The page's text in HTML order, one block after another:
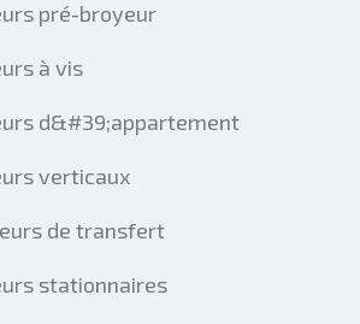
pré-broyeur
à vis
d&#39;appartement
verticaux
de transfert
stationnaires